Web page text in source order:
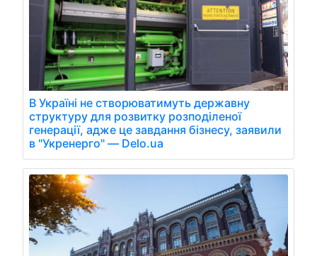
В Україні не створюватимуть державну
структуру для розвитку розподіленої
генерації, адже це завдання бізнесу, заявили
в "Укренерго" — Delo.ua